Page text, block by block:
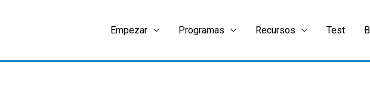
Empezar Programas Recursos Test